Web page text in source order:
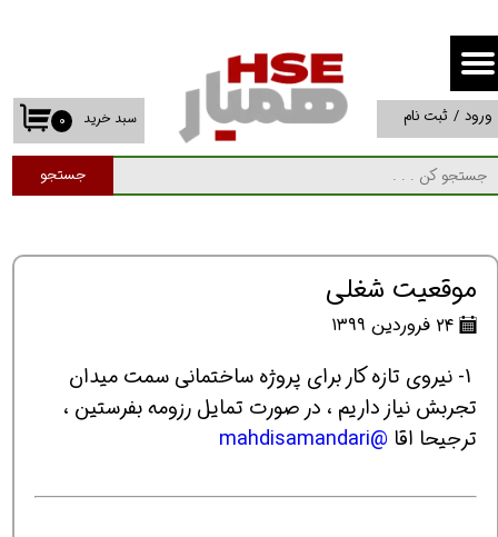
جستجو
۰ سبد خرید ورود / ثبت نام
حساب کاربری من
تغییر گذر واژه
سفارشات
موقعیت شغلی
۲۴ فروردین ۱۳۹۹
1- نیروی تازه کار برای پروژه ساختمانی سمت میدان
تجربش نیاز داریم ، در صورت تمایل رزومه بفرستین ،
ترجیحا اقا @mahdisamandari